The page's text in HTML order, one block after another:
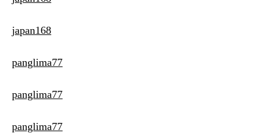
japan168
panglima77
panglima77
panglima77